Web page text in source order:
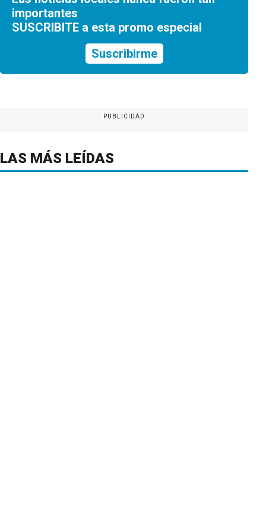
importantes
SUSCRIBITE a esta promo especial
Suscribirme
PUBLICIDAD
LAS MÁS LEÍDAS